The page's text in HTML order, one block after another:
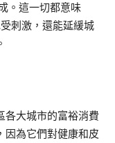
。這一切都意味
刺激，還能延緩城
各大城市的富裕消費
因為它們對健康和皮